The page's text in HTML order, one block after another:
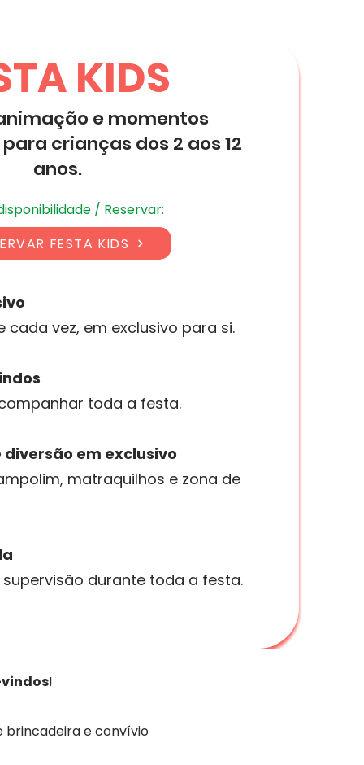
KIDS
e momentos
crianças dos 2 aos 12
anos.
/ Reservar:
cada vez, em exclusivo para si.
toda a festa.
diversão em exclusivo
matraquilhos e zona de
durante toda a festa.
FESTA KIDS
!
e convívio